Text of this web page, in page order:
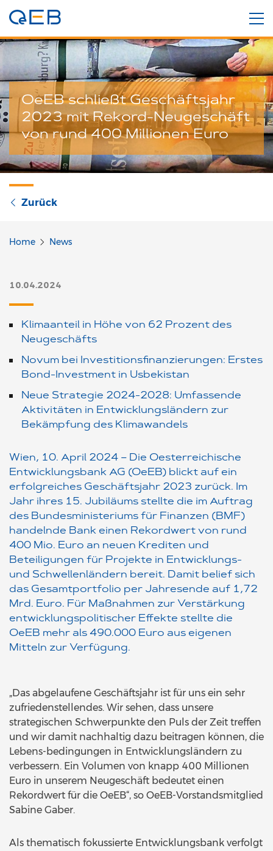
OeEB schließt Geschäftsjahr
2023 mit Rekord-Neugeschäft
von rund 400 Millionen Euro
Zurück
Home News
10.04.2024
Klimaanteil in Höhe von 62 Prozent des
Neugeschäfts
Novum bei Investitionsfinanzierungen: Erstes
Bond-Investment in Usbekistan
Neue Strategie 2024-2028: Umfassende
Aktivitäten in Entwicklungsländern zur
Bekämpfung des Klimawandels
Wien, 10. April 2024 – Die Oesterreichische
Entwicklungsbank AG (OeEB) blickt auf ein
erfolgreiches Geschäftsjahr 2023 zurück. Im
Jahr ihres 15. Jubiläums stellte die im Auftrag
des Bundesministeriums für Finanzen (BMF)
handelnde Bank einen Rekordwert von rund
400 Mio. Euro an neuen Krediten und
Beteiligungen für Projekte in Entwicklungs-
und Schwellenländern bereit. Damit belief sich
das Gesamtportfolio per Jahresende auf 1,72
Mrd. Euro. Für Maßnahmen zur Verstärkung
entwicklungspolitischer Effekte stellte die
OeEB mehr als 490.000 Euro aus eigenen
Mitteln zur Verfügung.
„Das abgelaufene Geschäftsjahr ist für uns ein sehr
zufriedenstellendes. Wir sehen, dass unsere
strategischen Schwerpunkte den Puls der Zeit treffen
und wir damit nachhaltig dazu beitragen können, die
Lebens-bedingungen in Entwicklungsländern zu
verbessern. Ein Volumen von knapp 400 Millionen
Euro in unserem Neugeschäft bedeutet einen
Rekordwert für die OeEB“, so OeEB-Vorstandsmitglied
Sabine Gaber.
Als thematisch fokussierte Entwicklungsbank verfolgt